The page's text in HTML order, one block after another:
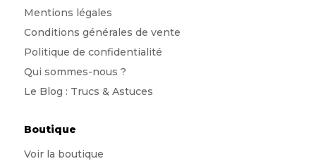
Mentions légales
Conditions générales de vente
Politique de confidentialité
Qui sommes-nous ?
Le Blog : Trucs & Astuces
Boutique
Voir la boutique